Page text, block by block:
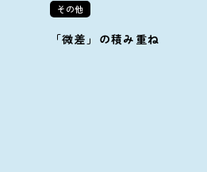
その他
「微差」の積み重ね